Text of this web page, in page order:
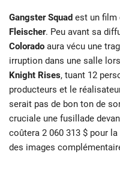
Gangster Squad est un film
Fleischer. Peu avant sa
Colorado aura vécu une
irruption dans une salle
Knight Rises, tuant 12
producteurs et le
serait pas de bon ton de
cruciale une fusillade
coûtera 2 060 313 $ pour
des images